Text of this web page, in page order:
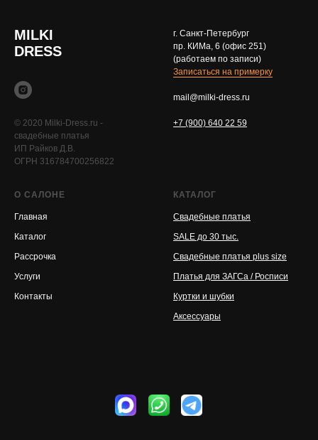
MILKI
DRESS
© 2020 Milki-Dress.ru -
свадебные платья
ИП Райков Д.В.
ОГРН 316784700256822
г. Санкт-Петербург
пр. КИМа, 6 (офис 251)
(работаем по записи)
Записаться на примерку
mail@milki-dress.ru
+7 (900) 640 22 59
О САЛОНЕ
Главная
Каталог
Рассрочка
Услуги
Контакты
КАТАЛОГ
Свадебные платья
SALE до 30 тыс.
Свадебные платья plus size
Платья для ЗАГСа / Росписи
Куртки и шубки
Аксессуары